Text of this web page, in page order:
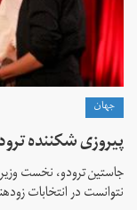
جهان
پیروزی شکننده
جاستین ترودو، نخست
نتوانست در انتخابات